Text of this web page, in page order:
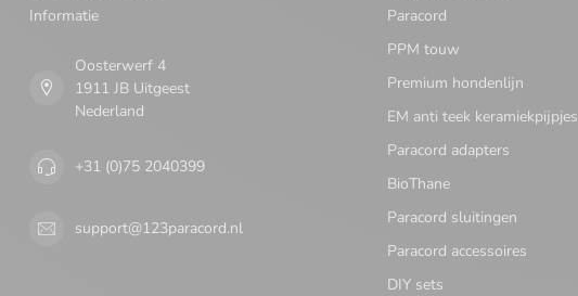
Informatie
Oosterwerf 4
1911 JB Uitgeest
Nederland
+31 (0)75 2040399
support@123paracord.nl
Paracord
PPM touw
Premium hondenlijn
EM anti teek keramiekpijpjes
Paracord adapters
BioThane
Paracord sluitingen
Paracord accessoires
DIY sets